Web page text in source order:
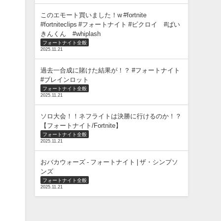
このエモート買いました！w #fortnite
#fortniteclips #フォートナイト #ビクロイ #ばい
きんくん #whiplash
フォートナイト全般
2025.11.21
過去一合成に賭けた結果が！？ #フォートナイト
#ブレインロット
フォートナイト全般
2025.11.21
ソロ大会！！ネフライトは決勝に行けるのか！？
【フォートナイト/Fortnite】
フォートナイト全般
2025.11.21
おバカウォーズ - フォートナイト | ザ・シンプソ
ンズ
フォートナイト全般
2025.11.21